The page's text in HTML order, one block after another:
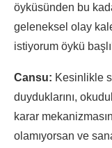
öyküsünden bu
geleneksel olay
istiyorum öykü
Cansu: Kesinlikle
duyduklarını,
karar
olamıyorsan ve